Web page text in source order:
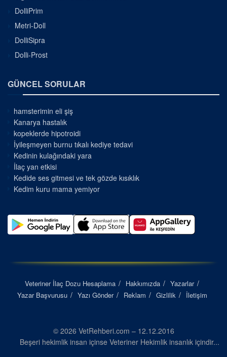
DolliPrim
Metri-Doll
DolliSipra
Dolli-Prost
GÜNCEL SORULAR
hamsterimin eli şiş
Kanarya hastalık
kopeklerde hipotroidi
İyileşmeyen burnu tıkalı kediye tedavi
Kedinin kulağındaki yara
İlaç yan etkisi
Kedide ses gitmesi ve tek gözde kısıklık
Kedim kuru mama yemiyor
Veteriner İlaç Dozu Hesaplama Hakkımızda
Yazarlar
Yazar Başvurusu
Yazı Gönder Reklam Gizlilik İletişim
© 2026 VetRehberi.com – 12.12.2016
Beşeri hekimlik insan içinse Veteriner Hekimlik insanlık içindir...